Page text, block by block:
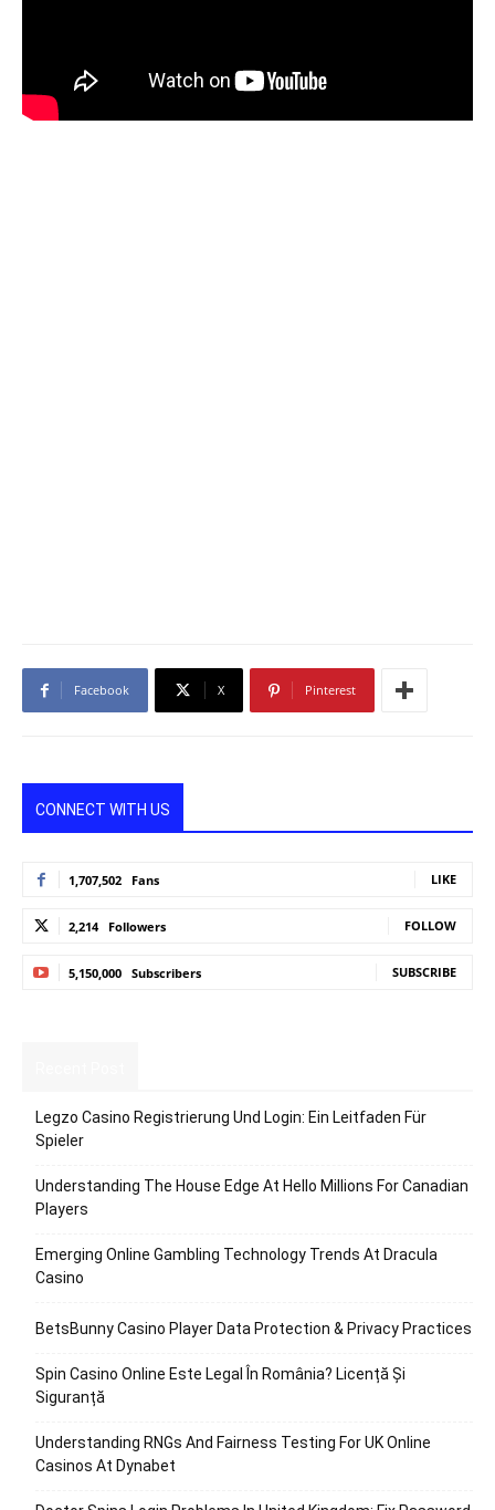
Facebook X Pinterest
CONNECT WITH US
1,707,502 Fans LIKE
2,214 Followers FOLLOW
5,150,000 Subscribers SUBSCRIBE
Legzo Casino Registrierung Und Login: Ein Leitfaden Für
Spieler
Understanding The House Edge At Hello Millions For Canadian
Players
Emerging Online Gambling Technology Trends At Dracula
Casino
BetsBunny Casino Player Data Protection & Privacy Practices
Spin Casino Online Este Legal În România? Licență Și
Siguranță
Understanding RNGs And Fairness Testing For UK Online
Casinos At Dynabet